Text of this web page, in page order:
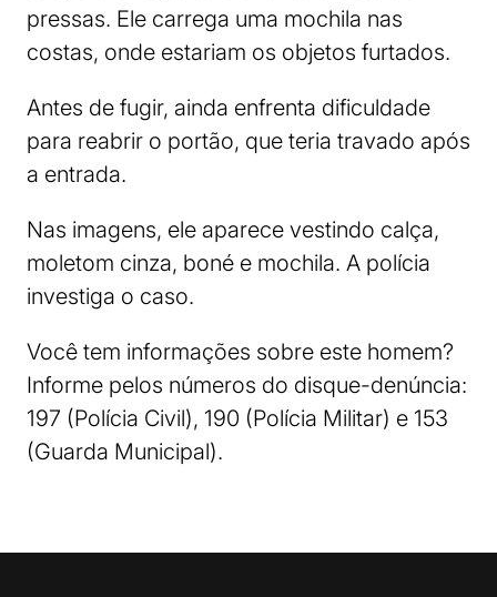
pressas. Ele carrega uma mochila nas
costas, onde estariam os objetos furtados.
Antes de fugir, ainda enfrenta dificuldade
para reabrir o portão, que teria travado após
a entrada.
Nas imagens, ele aparece vestindo calça,
moletom cinza, boné e mochila. A polícia
investiga o caso.
Você tem informações sobre este homem?
Informe pelos números do disque-denúncia:
197 (Polícia Civil), 190 (Polícia Militar) e 153
(Guarda Municipal).